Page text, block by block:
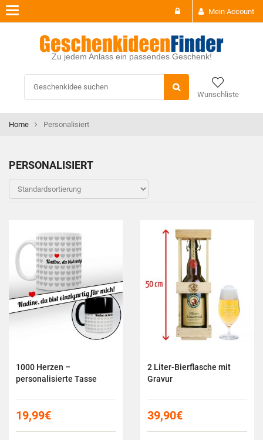
Mein Account
Zu jedem Anlass ein passendes Geschenk!
Wunschliste
Toggle
navigation
Home Personalisiert
PERSONALISIERT
1000 Herzen –
personalisierte Tasse
19,99€
2 Liter-Bierflasche mit
Gravur
39,90€